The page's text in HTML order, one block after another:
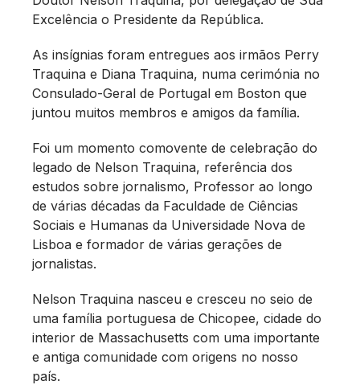
Excelência o Presidente da República.
As insígnias foram entregues aos irmãos Perry
Traquina e Diana Traquina, numa cerimónia no
Consulado-Geral de Portugal em Boston que
juntou muitos membros e amigos da família.
Foi um momento comovente de celebração do
legado de Nelson Traquina, referência dos
estudos sobre jornalismo, Professor ao longo
de várias décadas da Faculdade de Ciências
Sociais e Humanas da Universidade Nova de
Lisboa e formador de várias gerações de
jornalistas.
Nelson Traquina nasceu e cresceu no seio de
uma família portuguesa de Chicopee, cidade do
interior de Massachusetts com uma importante
e antiga comunidade com origens no nosso
país.